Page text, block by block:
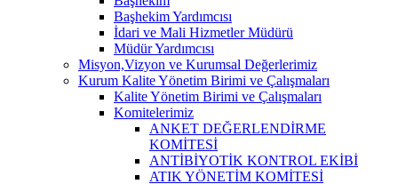
Başhekim Yardımcısı
İdari ve Mali Hizmetler Müdürü
Müdür Yardımcısı
Misyon,Vizyon ve Kurumsal Değerlerimiz
Kurum Kalite Yönetim Birimi ve Çalışmaları
Kalite Yönetim Birimi ve Çalışmaları
Komitelerimiz
ANKET DEĞERLENDİRME
KOMİTESİ
ANTİBİYOTİK KONTROL EKİBİ
ATIK YÖNETİM KOMİTESİ